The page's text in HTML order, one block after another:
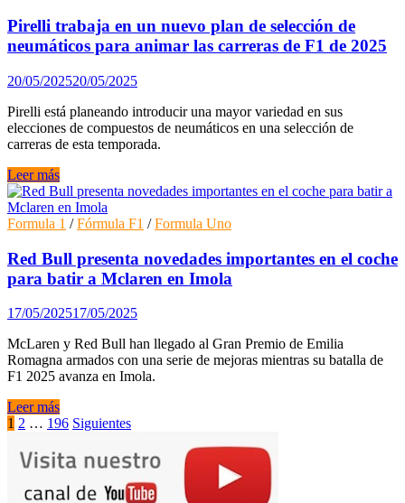
del
GP
de
del
año
pasado
Pirelli trabaja en un nuevo plan de selección de
neumáticos para animar las carreras de F1 de 2025
20/05/202520/05/2025
Pirelli está planeando introducir una mayor variedad en sus
elecciones de compuestos de neumáticos en una selección de
carreras de esta temporada.
Pirelli
trabaja
en
un
plan
de
selección
neumáticos
para
animar
las
carreras
de
F1
de
2025
Leer más
Formula 1 /Fórmula F1 /Formula Uno
Red Bull presenta novedades importantes en el coche
para batir a Mclaren en Imola
17/05/202517/05/2025
McLaren y Red Bull han llegado al Gran Premio de Emilia
Romagna armados con una serie de mejoras mientras su batalla de
F1 2025 avanza en Imola.
Red
Bull
novedades
importantes
Leer más
Paginación
de
entradas
1 2 … 196 Siguientes